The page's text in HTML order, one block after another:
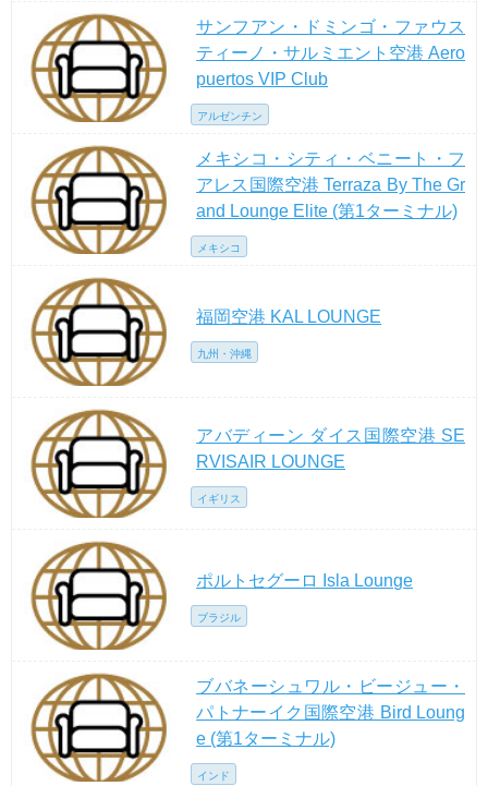
サンフアン・ドミンゴ・ファウス
ティーノ・サルミエント空港 Aero
puertos VIP Club
アルゼンチン
メキシコ・シティ・ベニート・フ
アレス国際空港 Terraza By The Gr
and Lounge Elite (第1ターミナル)
メキシコ
福岡空港 KAL LOUNGE
九州・沖縄
アバディーン ダイス国際空港 SE
RVISAIR LOUNGE
イギリス
ポルトセグーロ Isla Lounge
ブラジル
ブバネーシュワル・ビージュー・
パトナーイク国際空港 Bird Loung
e (第1ターミナル)
インド